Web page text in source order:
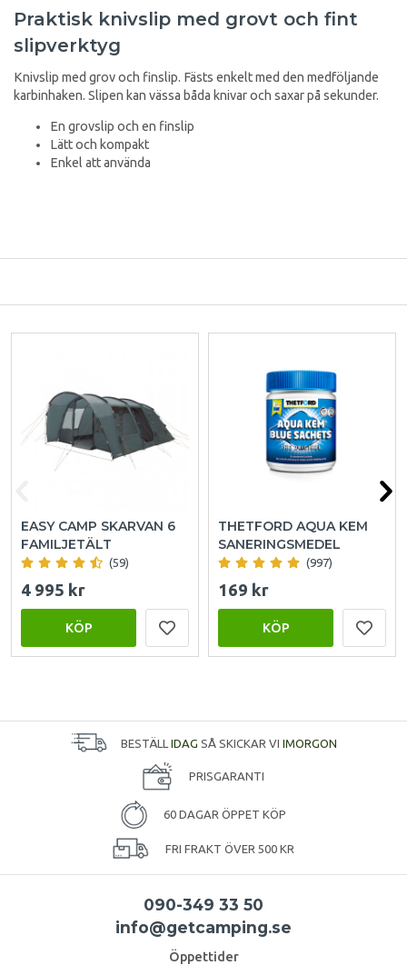
Praktisk knivslip med grovt och fint
slipverktyg
Knivslip med grov och finslip. Fästs enkelt med den medföljande
karbinhaken. Slipen kan vässa båda knivar och saxar på sekunder.
En grovslip och en finslip
Lätt och kompakt
Enkel att använda
EASY CAMP SKARVAN 6
FAMILJETÄLT
(59)
4 995 kr
KÖP
THETFORD AQUA KEM
SANERINGSMEDEL
(997)
169 kr
KÖP
BESTÄLL IDAG SÅ SKICKAR VI IMORGON
PRISGARANTI
60 DAGAR ÖPPET KÖP
FRI FRAKT ÖVER 500 KR
090-349 33 50
info@getcamping.se
Öppettider